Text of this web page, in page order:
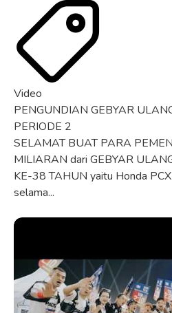
Video
PENGUNDIAN GEBYAR
PERIODE 2
SELAMAT BUAT PARA
MILIARAN dari GEBYAR
KE-38 TAHUN yaitu Honda
selama...